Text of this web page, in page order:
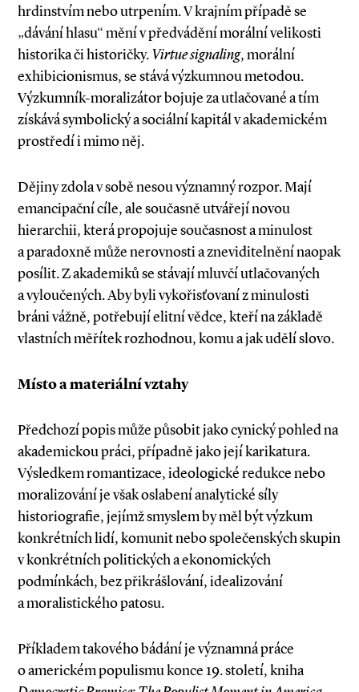
hrdinstvím nebo utrpením. V krajním případě se
„dávání hlasu“ mění v předvádění morální velikosti
historika či historičky.Virtue signaling, morální
exhibicionismus, se stává výzkumnou metodou.
Výzkumník­-moralizátor bojuje za utlačované a tím
získává symbolický a sociální kapitál v akademickém
prostředí i mimo něj.
Dějiny zdola v sobě nesou významný rozpor. Mají
emancipační cíle, ale současně utvářejí novou
hierarchii, která propojuje současnost a minulost
a paradoxně může nerovnosti a zneviditelnění naopak
posílit. Z akademiků se stávají mluvčí utlačovaných
a vyloučených. Aby byli vykořisťovaní z minulosti
bráni vážně, potřebují elitní vědce, kteří na základě
vlastních měřítek rozhodnou, komu a jak udělí slovo.
Místo a materiální vztahy
Předchozí popis může působit jako cynický pohled na
akademickou práci, případně jako její karikatura.
Výsledkem romantizace, ideologické redukce nebo
moralizování je však oslabení analytické síly
historiografie, jejímž smyslem by měl být výzkum
konkrétních lidí, komunit nebo společenských skupin
v konkrétních politických a ekonomických
podmínkách, bez přikrášlování, idealizování
a moralistického patosu.
Příkladem takového bádání je významná práce
o americkém populismu konce 19. století, kniha